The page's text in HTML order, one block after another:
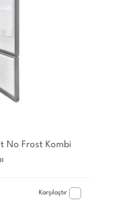
No Frost Kombi
Karşılaştır